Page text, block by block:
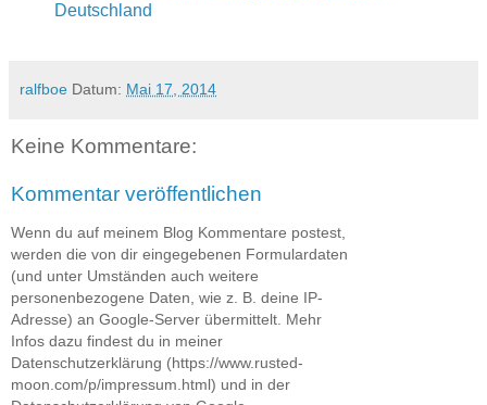
Deutschland
ralfboe Datum: Mai 17, 2014
Keine Kommentare:
Kommentar veröffentlichen
Wenn du auf meinem Blog Kommentare postest,
werden die von dir eingegebenen Formulardaten
(und unter Umständen auch weitere
personenbezogene Daten, wie z. B. deine IP-
Adresse) an Google-Server übermittelt. Mehr
Infos dazu findest du in meiner
Datenschutzerklärung (https://www.rusted-
moon.com/p/impressum.html) und in der